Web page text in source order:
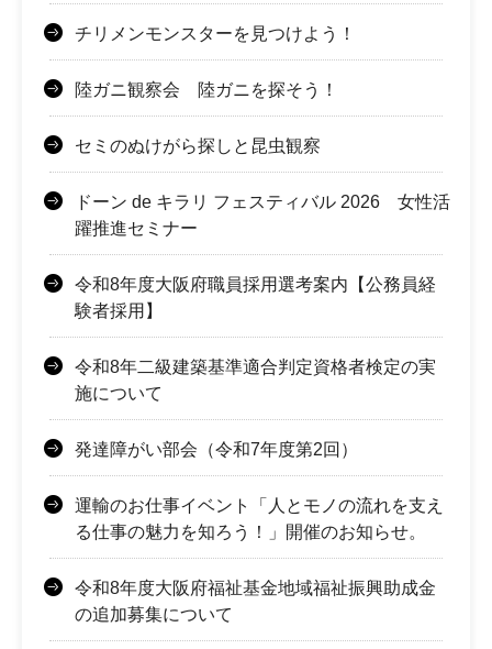
チリメンモンスターを見つけよう！
陸ガニ観察会 陸ガニを探そう！
セミのぬけがら探しと昆虫観察
ドーン de キラリ フェスティバル 2026 女性活
躍推進セミナー
令和8年度大阪府職員採用選考案内【公務員経
験者採用】
令和8年二級建築基準適合判定資格者検定の実
施について
発達障がい部会（令和7年度第2回）
運輸のお仕事イベント「人とモノの流れを支え
る仕事の魅力を知ろう！」開催のお知らせ。
令和8年度大阪府福祉基金地域福祉振興助成金
の追加募集について